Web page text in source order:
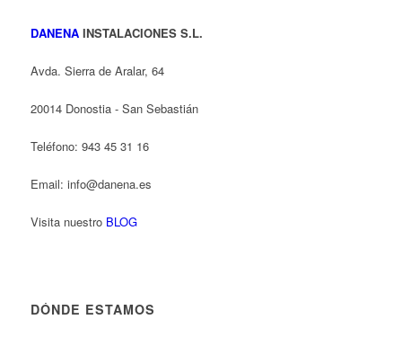
DANENAINSTALACIONES S.L.
Avda. Sierra de Aralar, 64
20014 Donostia - San Sebastián
Teléfono: 943 45 31 16
Email: info@danena.es
Visita nuestro BLOG
DÓNDE ESTAMOS